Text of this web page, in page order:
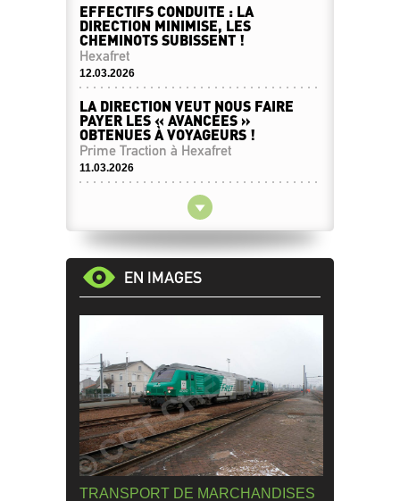
EFFECTIFS CONDUITE : LA
DIRECTION MINIMISE, LES
CHEMINOTS SUBISSENT !
Hexafret
12.03.2026
LA DIRECTION VEUT NOUS FAIRE
PAYER LES « AVANCÉES »
OBTENUES À VOYAGEURS !
Prime Traction à Hexafret
11.03.2026
HEXAFRET : DES EFFECTIFS EN
BAISSE, ET DES CONDITIONS DE
TRAVAIL QUI SE DÉGRADENT !
13.01.2026
RÉSULTAT FINANCIER HEXAFRET,
UNE SITUATION EN TROMPE L’ŒIL
LA DIRECTION VOULAIT
FLEXIBILISER LES REPOS DES ADC
D’HEXAFRET, LES ÉLUS CGT FONT
RESPECTER LA RÈGLE
28.11.2025
LA GRANDE BRADERIE DES BIENS DE
FRET SNCF !
EN IMAGES
TRANSPORT DE MARCHANDISES